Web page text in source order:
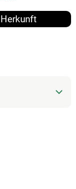
Herkunft